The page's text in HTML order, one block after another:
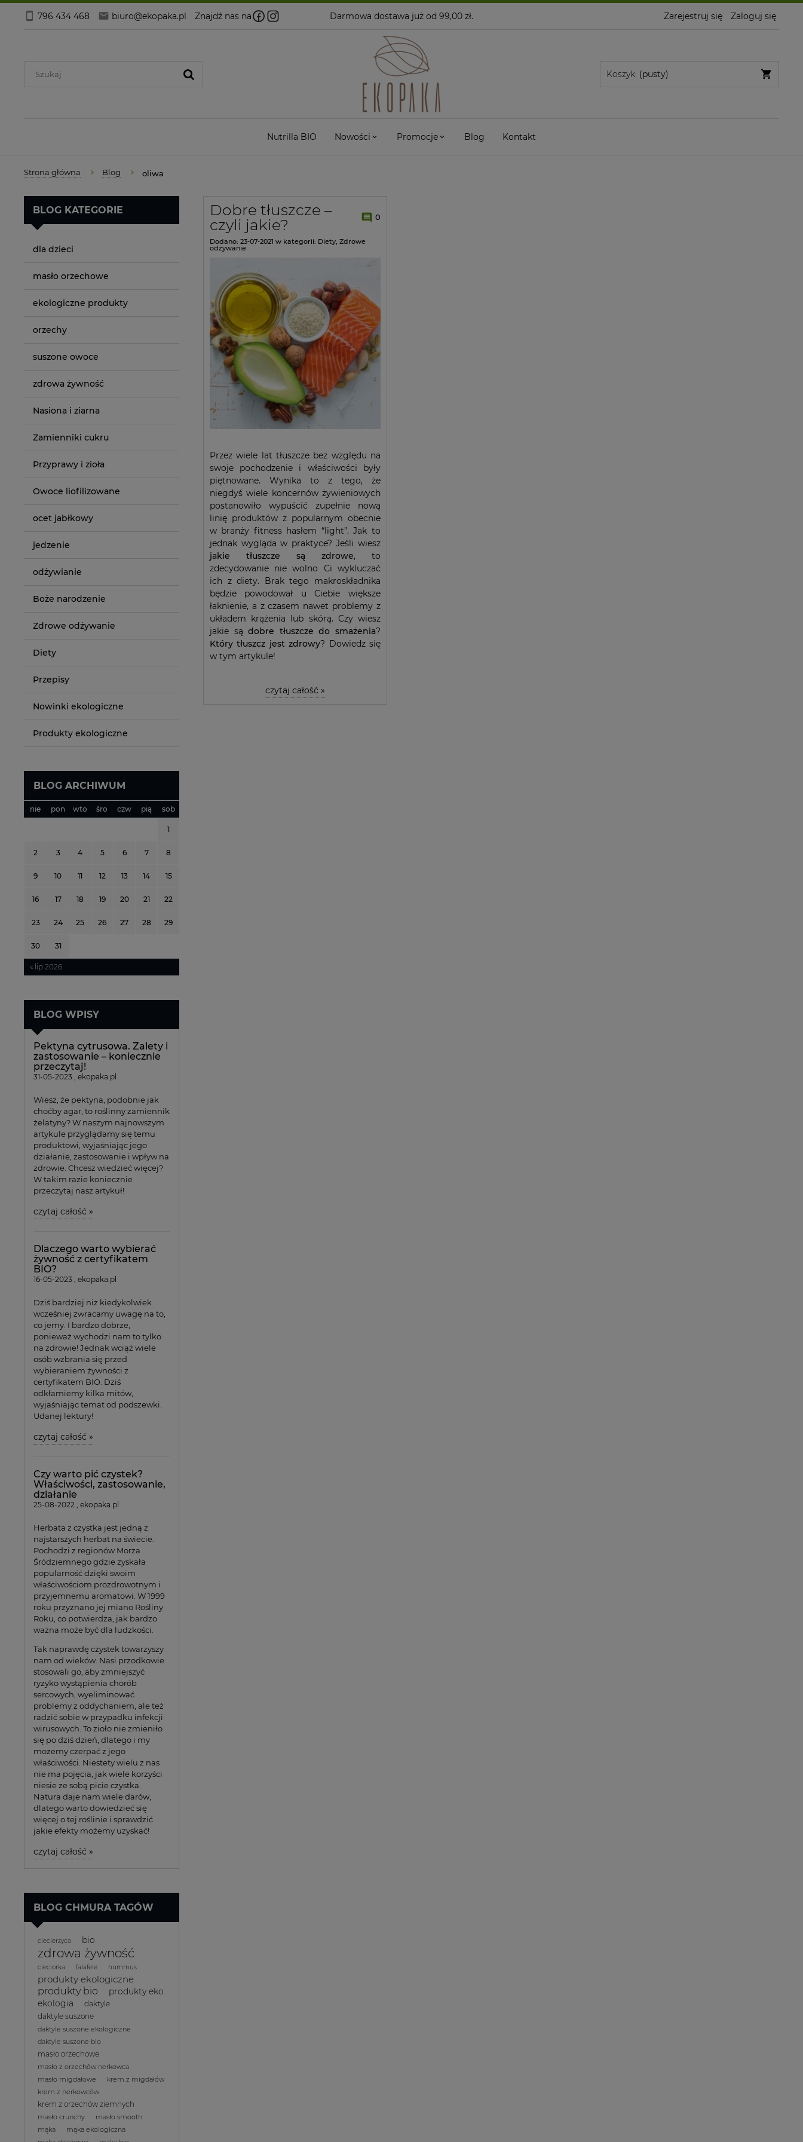
796 434 468 biuro@ekopaka.pl Znajdź nas na Darmowa dostawa już od 99,00 zł. Zarejestruj się Zaloguj się
Koszyk: (pusty)
Nutrilla BIO Nowości Promocje Blog Kontakt
Strona główna Blog oliwa
BLOG KATEGORIE
dla dzieci
masło orzechowe
ekologiczne produkty
orzechy
suszone owoce
zdrowa żywność
Nasiona i ziarna
Zamienniki cukru
Przyprawy i zioła
Owoce liofilizowane
ocet jabłkowy
jedzenie
odżywianie
Boże narodzenie
Zdrowe odżywanie
Diety
Przepisy
Nowinki ekologiczne
Produkty ekologiczne
BLOG ARCHIWUM
nie pon wto śro czw pią sob
1
2 3 4 5 6 7 8
9 10 11 12 13 14 15
16 17 18 19 20 21 22
23 24 25 26 27 28 29
30 31
« lip 2026
BLOG WPISY
Pektyna cytrusowa. Zalety i
zastosowanie – koniecznie
przeczytaj!
31-05-2023 , ekopaka.pl
Wiesz, że pektyna, podobnie jak
choćby agar, to roślinny zamiennik
żelatyny? W naszym najnowszym
artykule przyglądamy się temu
produktowi, wyjaśniając jego
działanie, zastosowanie i wpływ na
zdrowie. Chcesz wiedzieć więcej?
W takim razie koniecznie
przeczytaj nasz artykuł!
czytaj całość »
Dlaczego warto wybierać
żywność z certyfikatem
BIO?
16-05-2023 , ekopaka.pl
Dziś bardziej niż kiedykolwiek
wcześniej zwracamy uwagę na to,
co jemy. I bardzo dobrze,
ponieważ wychodzi nam to tylko
na zdrowie! Jednak wciąż wiele
osób wzbrania się przed
wybieraniem żywności z
certyfikatem BIO. Dziś
odkłamiemy kilka mitów,
wyjaśniając temat od podszewki.
Udanej lektury!
czytaj całość »
Czy warto pić czystek?
Właściwości, zastosowanie,
działanie
25-08-2022 , ekopaka.pl
Herbata z czystka jest jedną z
najstarszych herbat na świecie.
Pochodzi z regionów Morza
Śródziemnego gdzie zyskała
popularność dzięki swoim
właściwościom prozdrowotnym i
przyjemnemu aromatowi. W 1999
roku przyznano jej miano Rośliny
Roku, co potwierdza, jak bardzo
ważna może być dla ludzkości.
Tak naprawdę czystek towarzyszy
nam od wieków. Nasi przodkowie
stosowali go, aby zmniejszyć
ryzyko wystąpienia chorób
sercowych, wyeliminować
problemy z oddychaniem, ale też
radzić sobie w przypadku infekcji
wirusowych. To zioło nie zmieniło
się po dziś dzień, dlatego i my
możemy czerpać z jego
właściwości. Niestety wielu z nas
nie ma pojęcia, jak wiele korzyści
niesie ze sobą picie czystka.
Natura daje nam wiele darów,
dlatego warto dowiedzieć się
więcej o tej roślinie i sprawdzić
jakie efekty możemy uzyskać!
czytaj całość »
BLOG CHMURA TAGÓW
ciecierzyca bio
zdrowa żywność
cieciorka falafele hummus
produkty ekologiczne
produkty bio
produkty eko
ekologia
daktyle
daktyle suszone
daktyle suszone ekologiczne
daktyle suszone bio
masło orzechowe
masło z orzechów nerkowca
masło migdałowe
krem z migdałów
krem z nerkowców
krem z orzechów ziemnych
masło crunchy
masło smooth
mąka
mąka ekologiczna
Dobre tłuszcze –
czyli jakie?
0
Dodano: 23-07-2021 w kategorii: Diety Zdrowe
odżywanie
Przez wiele lat tłuszcze bez względu na
swoje pochodzenie i właściwości były
piętnowane. Wynika to z tego, że
niegdyś wiele koncernów żywieniowych
postanowiło wypuścić zupełnie nową
linię produktów z popularnym obecnie
w branży fitness hasłem “light”. Jak to
jednak wygląda w praktyce? Jeśli wiesz
jakie tłuszcze są zdrowe, to
zdecydowanie nie wolno Ci wykluczać
ich z diety. Brak tego makroskładnika
będzie powodował u Ciebie większe
łaknienie, a z czasem nawet problemy z
układem krążenia lub skórą. Czy wiesz
jakie sądobre tłuszcze do smażenia?
Który tłuszcz jest zdrowy? Dowiedz się
w tym artykule!
czytaj całość »